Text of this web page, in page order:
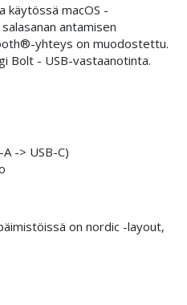
käytössä macOS -
antamisen
yhteys on muodostettu.
Bolt - USB-vastaanotinta.
-> USB-C)
on nordic -layout,